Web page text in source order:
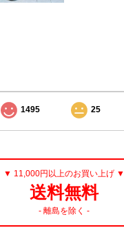
1495 25
▼ 11,000円以上のお買い上げ ▼
送料無料
- 離島を除く -